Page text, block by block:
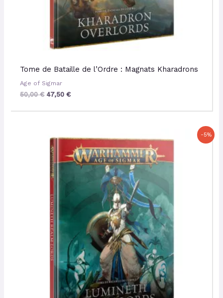
Tome de Bataille de l’Ordre : Magnats Kharadrons
Age of Sigmar
50,00€ 47,50 €
-5%
prix
initial
était :
50,00 €.
prix
actuel
est :
47,50 €.